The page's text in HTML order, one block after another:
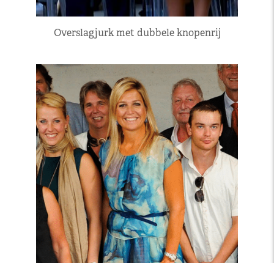
Overslagjurk met dubbele knopenrij